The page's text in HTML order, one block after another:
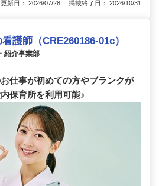
更新日： 2026/07/28 掲載終了日： 2026/10/31
護師（CRE260186-01c）
紹介事業部
お仕事が初めての方やブランクが
保育所を利用可能♪